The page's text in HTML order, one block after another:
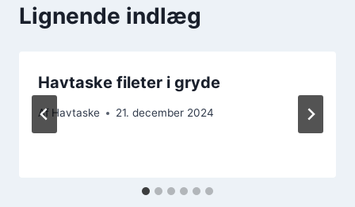
Lignende indlæg
Havtaske fileter i gryde
Af Havtaske 21. december 2024